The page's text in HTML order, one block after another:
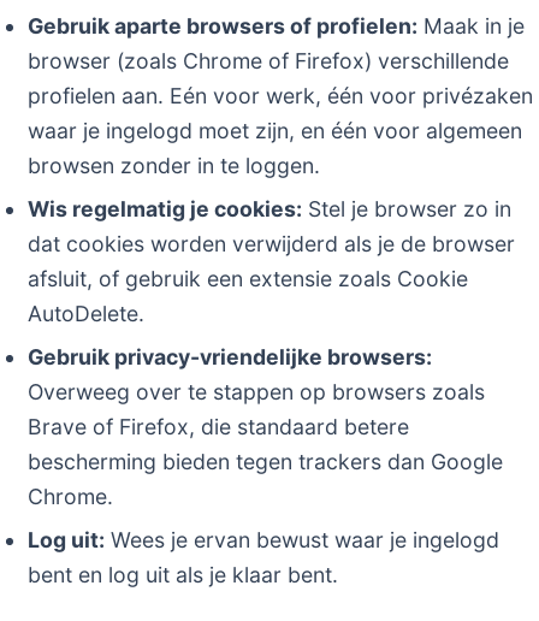
Gebruik aparte browsers of profielen: Maak in je
browser (zoals Chrome of Firefox) verschillende
profielen aan. Eén voor werk, één voor privézaken
waar je ingelogd moet zijn, en één voor algemeen
browsen zonder in te loggen.
Wis regelmatig je cookies: Stel je browser zo in
dat cookies worden verwijderd als je de browser
afsluit, of gebruik een extensie zoals Cookie
AutoDelete.
Gebruik privacy-vriendelijke browsers:
Overweeg over te stappen op browsers zoals
Brave of Firefox, die standaard betere
bescherming bieden tegen trackers dan Google
Chrome.
Log uit: Wees je ervan bewust waar je ingelogd
bent en log uit als je klaar bent.